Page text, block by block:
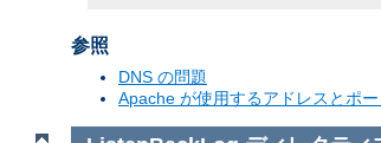
参照
DNS の問題
Apache が使用するアドレスとポ